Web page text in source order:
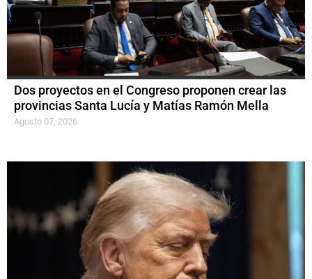
Dos proyectos en el Congreso proponen crear las
provincias Santa Lucía y Matías Ramón Mella
Agosto 07, 2026